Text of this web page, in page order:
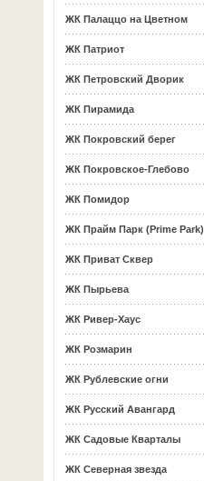
ЖК Палаццо на Цветном
ЖК Патриот
ЖК Петровский Дворик
ЖК Пирамида
ЖК Покровский берег
ЖК Покровское-Глебово
ЖК Помидор
ЖК Прайм Парк (Prime Park)
ЖК Приват Сквер
ЖК Пырьева
ЖК Ривер-Хаус
ЖК Розмарин
ЖК Рублевские огни
ЖК Русский Авангард
ЖК Садовые Кварталы
ЖК Северная звезда